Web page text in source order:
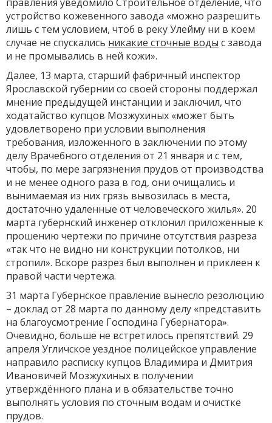
устройство кожевенного завода «можно разрешить
лишь с тем условием, чтоб в реку Улейму ни в коем
случае не спускались никакие сточные воды с завода
и не промывались в ней кожи».
Далее, 13 марта, старший фабричный инспектор
Ярославской губернии со своей стороны поддержал
мнение предыдущей инстанции и заключил, что
ходатайство купцов Мозжухиных «может быть
удовлетворено при условии выполнения
требования, изложенного в заключении по этому
делу Врачебного отделения от 21 января и с тем,
чтобы, по мере загрязнения прудов от производства
и не менее одного раза в год, они очищались и
вынимаемая из них грязь вывозилась в места,
достаточно удаленные от человеческого жилья». 20
марта губернский инженер отклонил приложенные к
прошению чертежи по причине отсутствия разреза
«так что не видно ни конструкции потолков, ни
стропил». Вскоре разрез был выполнен и приклеен к
правой части чертежа.
31 марта Губернское правление вынесло резолюцию
– доклад от 28 марта по данному делу «представить
на благоусмотрение Господина Губернатора».
Очевидно, больше не встретилось препятствий. 29
апреля Угличское уездное полицейское управление
направило расписку купцов Владимира и Дмитрия
Ивановичей Мозжухиных в получении
утверждённого плана и в обязательстве точно
выполнять условия по сточным водам и очистке
прудов.